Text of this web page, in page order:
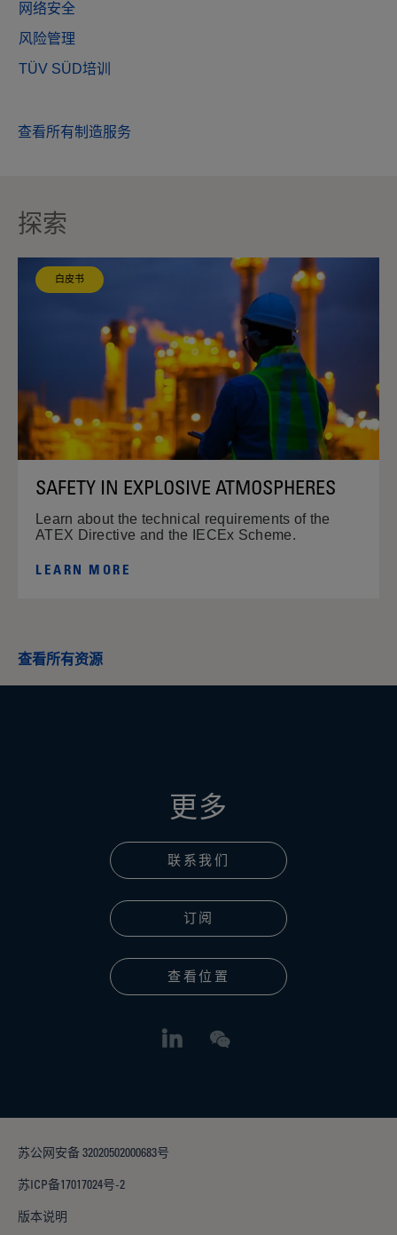
网络安全
风险管理
TÜV SÜD培训
查看所有制造服务
探索
白皮书
SAFETY IN EXPLOSIVE ATMOSPHERES
Learn about the technical requirements of the
ATEX Directive and the IECEx Scheme.
LEARN MORE
查看所有资源
更多
联系我们
订阅
查看位置
苏公网安备 32020502000683号
苏ICP备17017024号-2
版本说明